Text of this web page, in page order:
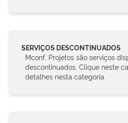
SERVIÇOS DESCONTINUADOS
Mconf, Projetos são serviços
descontinuados. Clique neste
detalhes nesta categoria.